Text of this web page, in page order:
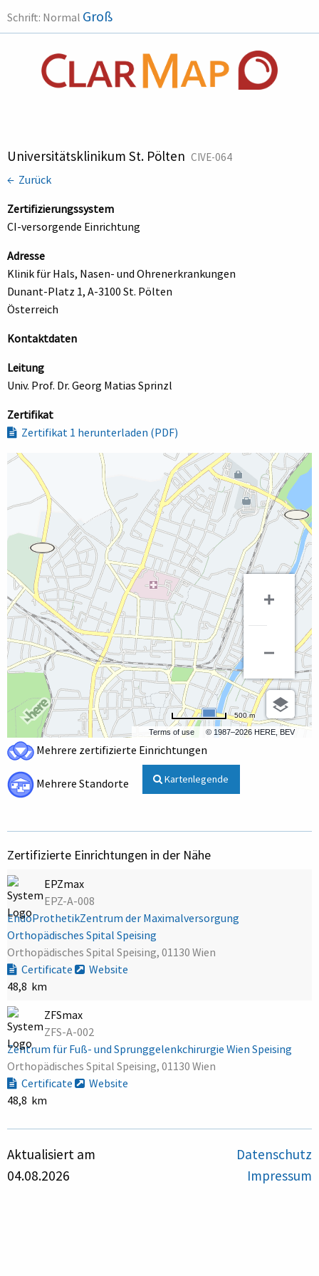
Schrift: Normal Groß
Universitätsklinikum St. Pölten CIVE-064
← Zurück
Zertifizierungssystem
CI-versorgende Einrichtung
Adresse
Klinik für Hals, Nasen- und Ohrenerkrankungen
Dunant-Platz 1, A-3100 St. Pölten
Österreich
Kontaktdaten
Leitung
Univ. Prof. Dr. Georg Matias Sprinzl
Zertifikat
Zertifikat 1 herunterladen (PDF)
Terms of use © 1987–2026 HERE, BEV
500 m
Mehrere zertifizierte Einrichtungen
Mehrere Standorte Kartenlegende
Zertifizierte Einrichtungen in der Nähe
EPZmax
EPZ-A-008
EndoProthetikZentrum der Maximalversorgung
Orthopädisches Spital Speising
Orthopädisches Spital Speising, 01130 Wien
Certificate
Website
48,8 km
ZFSmax
ZFS-A-002
Zentrum für Fuß- und Sprunggelenkchirurgie Wien Speising
Orthopädisches Spital Speising, 01130 Wien
Certificate
Website
48,8 km
Aktualisiert am
04.08.2026
Datenschutz
Impressum